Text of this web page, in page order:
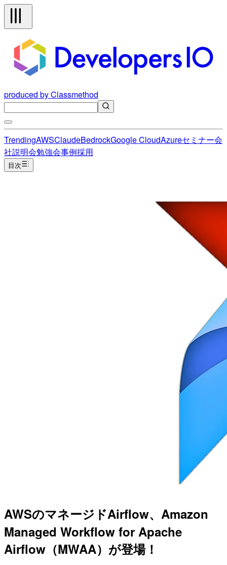
produced by Classmethod
TrendingAWSClaudeBedrockGoogle CloudAzureセミナー会
社説明会勉強会事例採用
目次
AWSのマネージドAirflow、Amazon
Managed Workflow for Apache
Airflow（MWAA）が登場！